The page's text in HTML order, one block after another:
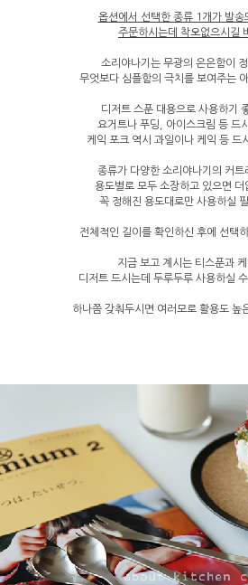
옵션에서 선택한 종류 1개가 발송
주문하시는데 착오없으시길
소리야나기는 무광의 은은함이 정
무엇보다 심플함의 극치를 보여주는
디저트 스푼 대용으로 사용하기
요거트나 푸딩, 아이스크림 등 드
케익 포크 역시 과일이나 케익 등 드
종류가 다양한 소리야나기의 커트
용도별로 모두 소장하고 있으면 더
꼭 정해진 용도대로만 사용하실
전체적인 길이를 확인하신 후에 선택
지금 보고 계시는 티스푼과
디저트 드시는데 두루두루 사용하실
하나쯤 갖춰두시면 여러모로 활용도 높